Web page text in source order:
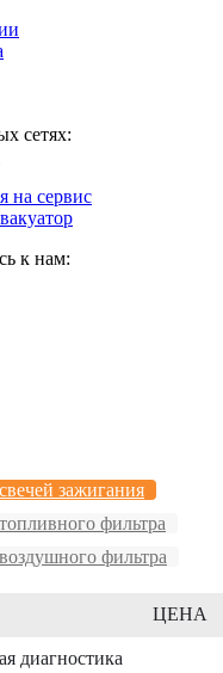
сетях:
на сервис
к нам:
зажигания
фильтра
фильтра
ЦЕНА
диагностика